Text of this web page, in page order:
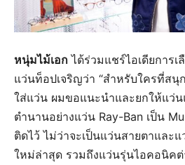
หนุ่มไม้เอก ได้ร่วมแชร์ไอเดียการ
แว่นท็อปเจริญว่า “สำหรับใครที่สนุ
ใส่แว่น ผมขอแนะนำและยกให้แว่
ตำนานอย่างแว่น Ray-Ban เป็น
ติดไว้ ไม่ว่าจะเป็นแว่นสายตาและ
ใหม่ล่าสุด รวมถึงแว่นรุ่นไอคอนิคต่